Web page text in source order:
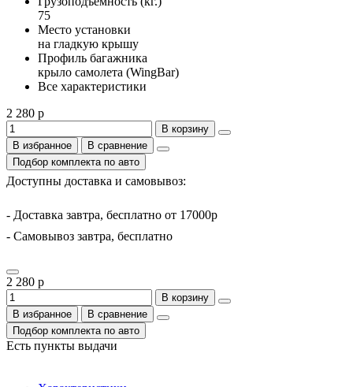
75
Место установки
на гладкую крышу
Профиль багажника
крыло самолета (WingBar)
Все характеристики
2 280 р
В корзину
В избранное
В сравнение
Подбор комплекта по авто
Доступны доставка и самовывоз:
- Доставка завтра, бесплатно от 17000р
- Самовывоз завтра, бесплатно
2 280 р
В корзину
В избранное
В сравнение
Подбор комплекта по авто
Есть пункты выдачи